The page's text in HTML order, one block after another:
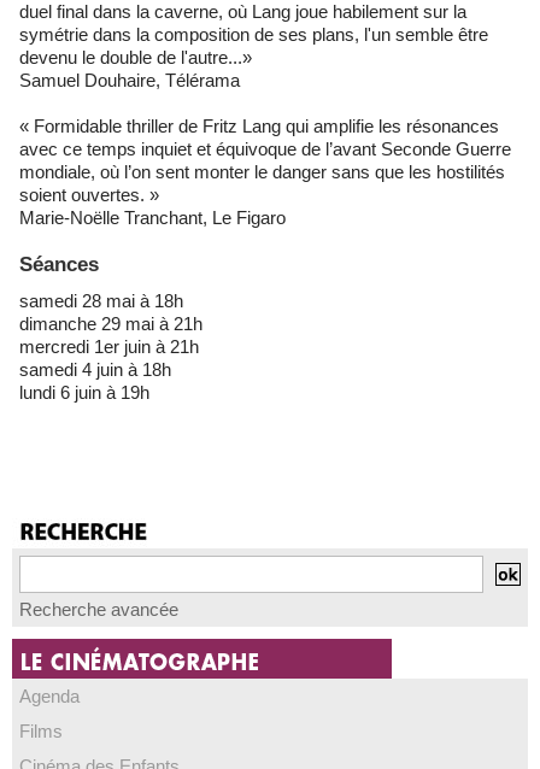
duel final dans la caverne, où Lang joue habilement sur la
symétrie dans la composition de ses plans, l'un semble être
devenu le double de l'autre...»
Samuel Douhaire, Télérama
« Formidable thriller de Fritz Lang qui amplifie les résonances
avec ce temps inquiet et équivoque de l’avant Seconde Guerre
mondiale, où l’on sent monter le danger sans que les hostilités
soient ouvertes. »
Marie-Noëlle Tranchant, Le Figaro
Séances
samedi 28 mai à 18h
dimanche 29 mai à 21h
mercredi 1er juin à 21h
samedi 4 juin à 18h
lundi 6 juin à 19h
Recherche avancée
Agenda
Films